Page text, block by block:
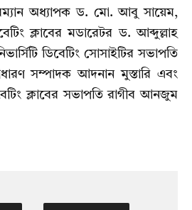
অধ্যাপক ড. মো. আবু সায়েম,
ক্লাবের মডারেটর ড. আব্দুল্লাহ
ডিবেটিং সোসাইটির সভাপতি
সম্পাদক আদনান মুস্তারি এবং
ক্লাবের সভাপতি রাগীব আনজুম